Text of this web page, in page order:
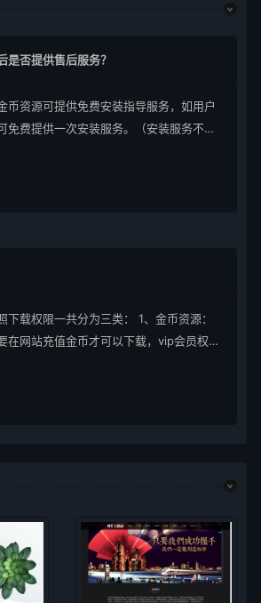
是否提供售后服务？
币资源可提供免费安装指导服务，如用户
免费提供一次安装服务。（安装服务不包
下载权限一共分为三类： 1、金币资源：
在网站充值金币才可以下载，vip会员权限